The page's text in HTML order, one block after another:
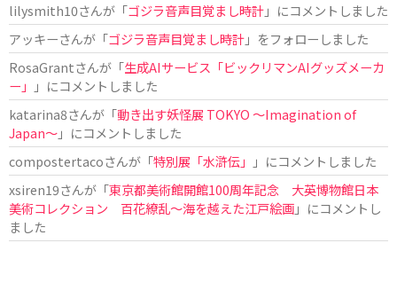
lilysmith10さんが「ゴジラ音声目覚まし時計」にコメントしました
アッキーさんが「ゴジラ音声目覚まし時計」をフォローしました
RosaGrantさんが「生成AIサービス「ビックリマンAIグッズメーカ
ー」
」にコメントしました
katarina8さんが「動き出す妖怪展 TOKYO 〜Imagination of
Japan〜」にコメントしました
compostertacoさんが「特別展「水滸伝」
」にコメントしました
xsiren19さんが「東京都美術館開館100周年記念 大英博物館日本
美術コレクション 百花繚乱～海を越えた江戸絵画」にコメントし
ました